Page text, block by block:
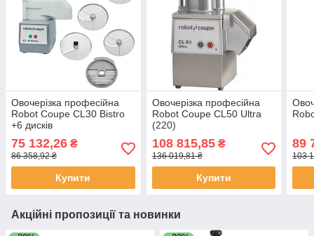
Овочерізка професійна
Robot Coupe CL30 Bistro
+6 дисків
75 132,26 ₴
86 358,92 ₴
Купити
Овочерізка професійна
Robot Coupe CL50 Ultra
(220)
108 815,85₴
136 019,81 ₴
Купити
89
103
Акційні пропозиції та новинки